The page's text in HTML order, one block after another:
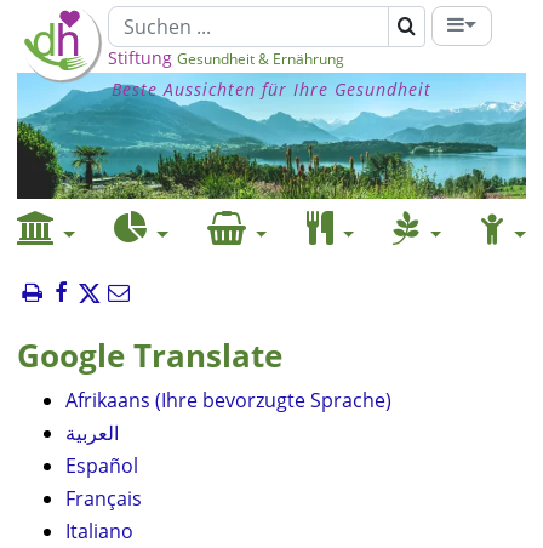
Stiftung Gesundheit & Ernährung
Beste Aussichten für Ihre Gesundheit
Google Translate
Afrikaans (Ihre bevorzugte Sprache)
العربية
Español
Français
Italiano